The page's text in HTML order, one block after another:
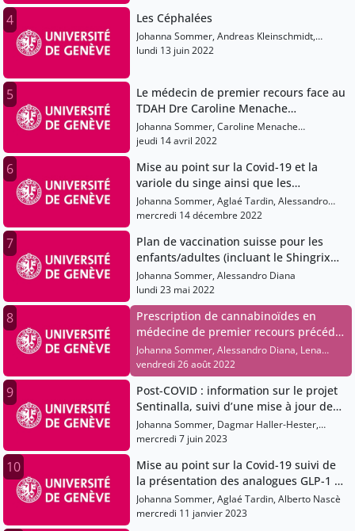
4 Les Céphalées
Johanna Sommer, Andreas Kleinschmidt,
Ludovico Della Vedova, Sara Arsever, Virginie
lundi 13 juin 2022
5
Le médecin de premier recours face au
TDAH Dre Caroline Menache
Starobinski
Johanna Sommer, Caroline Menache
Starobinski
jeudi 14 avril 2022
6
Mise au point sur la Covid-19 et la
variole du singe ainsi que les
vaccinations et présentation des
nouveautés en durées et indications
ambulatoire
Johanna Sommer, Aglaé Tardin, Alessandro
Diana, Martine Follonier, Philipp Tarr
mercredi 14 décembre 2022
7
Plan de vaccination suisse pour les
enfants/adultes (incluant le Shingrix
contre la zona)
Johanna Sommer, Alessandro Diana
lundi 23 mai 2022
8
Prescription de cannabinoïdes en
médecine de premier recours précédé
d’un point de situation sanitaire sur
Covid-19 et la variole du singe
Johanna Sommer, Alessandro Diana, Lena
Després, Déborah Lidsky-Haziza, Martine
Follonier
vendredi 26 août 2022
9
Post-COVID : information sur le projet
Sentinalla, suivi d’une mise à jour des
recommandations sur la vaccination
Covid-19 et du pneumocoque ainsi que
les médecins traitants
Johanna Sommer, Dagmar Haller-Hester,
Mayssam Nehme, Alesandro Diana
mercredi 7 juin 2023
10
Mise au point sur la Covid-19 suivi de
la présentation des analogues GLP-1 et
obésité: quand les prescrire?
Johanna Sommer, Aglaé Tardin, Alberto Nascè
mercredi 11 janvier 2023